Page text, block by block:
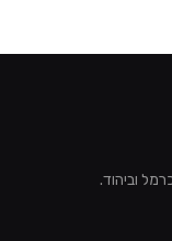
וביהוד.